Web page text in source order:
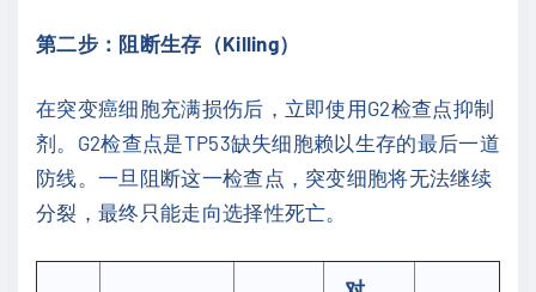
第二步：阻断生存（Killing）
在突变癌细胞充满损伤后，立即使用G2检查点抑制
剂。G2检查点是TP53缺失细胞赖以生存的最后一道
防线。一旦阻断这一检查点，突变细胞将无法继续
分裂，最终只能走向选择性死亡。